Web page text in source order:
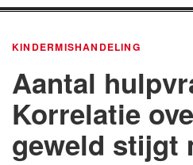
KINDERMISHANDELING
Aantal
Korrelatie
geweld stijgt